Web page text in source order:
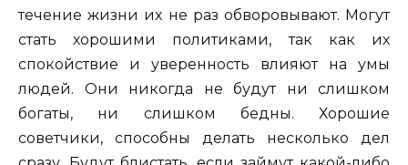
течение жизни их не раз обворовывают. Могут
стать хорошими политиками, так как их
спокойствие и уверенность влияют на умы
людей. Они никогда не будут ни слишком
богаты, ни слишком бедны. Хорошие
советчики, способны делать несколько дел